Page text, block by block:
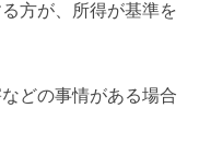
方が、所得が基準を
どの事情がある場合